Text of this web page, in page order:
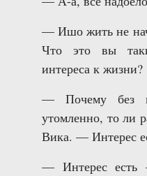
— Ишо жить не
Что это вы
интереса к жизни?
— Почему без
утомленно, то ли
Вика. — Интерес
— Интерес есть